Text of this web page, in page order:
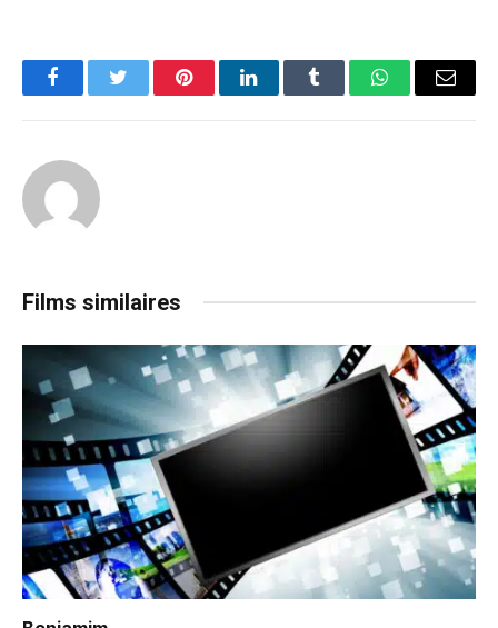
FacebookTwitter PinterestLinkedInTumblr WhatsAppEmail
Films similaires